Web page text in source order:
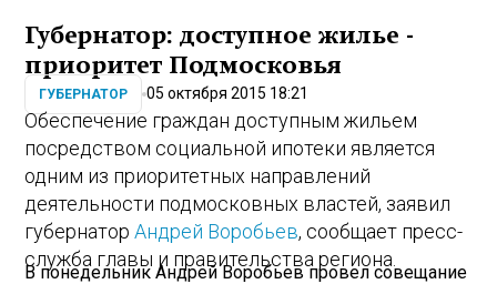
Губернатор: доступное жилье -
приоритет Подмосковья
ГУБЕРНАТОР 05 октября 2015 18:21
Обеспечение граждан доступным жильем
посредством социальной ипотеки является
одним из приоритетных направлений
деятельности подмосковных властей, заявил
губернаторАндрей Воробьев, сообщает пресс-
служба главы и правительства региона.
В понедельник Андрей Воробьев провел совещание